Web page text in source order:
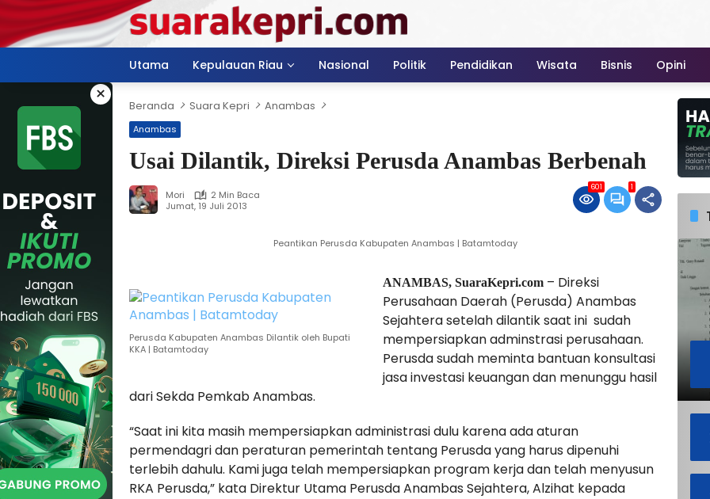
Langsung
konten
Utama
Kepulauan Riau Nasional Politik Pendidikan Wisata Bisnis Opini
× Beranda Suara Kepri Anambas
Anambas
Usai Dilantik, Direksi Perusda Anambas Berbenah
Mori
2 Min Baca
Jumat, 19 Juli 2013
601 1
Peantikan Perusda Kabupaten Anambas | Batamtoday
Perusda Kabupaten Anambas Dilantik oleh Bupati
KKA | Batamtoday
ANAMBAS, SuaraKepri.com – Direksi
Perusahaan Daerah (Perusda) Anambas
Sejahtera setelah dilantik saat ini sudah
mempersiapkan adminstrasi perusahaan.
Perusda sudah meminta bantuan konsultasi
jasa investasi keuangan dan menunggu hasil
dari Sekda Pemkab Anambas.
“Saat ini kita masih mempersiapkan administrasi dulu karena ada aturan
permendagri dan peraturan pemerintah tentang Perusda yang harus dipenuhi
terlebih dahulu. Kami juga telah mempersiapkan program kerja dan telah menyusun
RKA Perusda,” kata Direktur Utama Perusda Anambas Sejahtera, Alzihat kepada